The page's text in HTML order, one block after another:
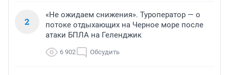
2
«Не ожидаем снижения». Туроператор — о
потоке отдыхающих на Черное море после
атаки БПЛА на Геленджик
6 902 Обсудить